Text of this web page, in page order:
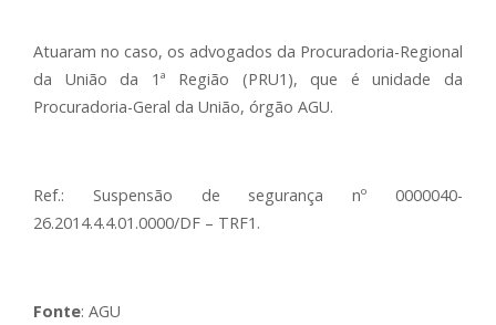
Atuaram no caso, os advogados da Procuradoria-Regional
da União da 1ª Região (PRU1), que é unidade da
Procuradoria-Geral da União, órgão AGU.
Ref.: Suspensão de segurança nº 0000040-
26.2014.4.4.01.0000/DF – TRF1.
Fonte: AGU